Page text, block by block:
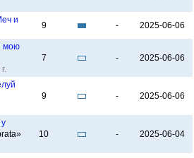
и
9 - 2025-06-06
мою
7 - 2025-06-06
9 - 2025-06-06
10 - 2025-06-04